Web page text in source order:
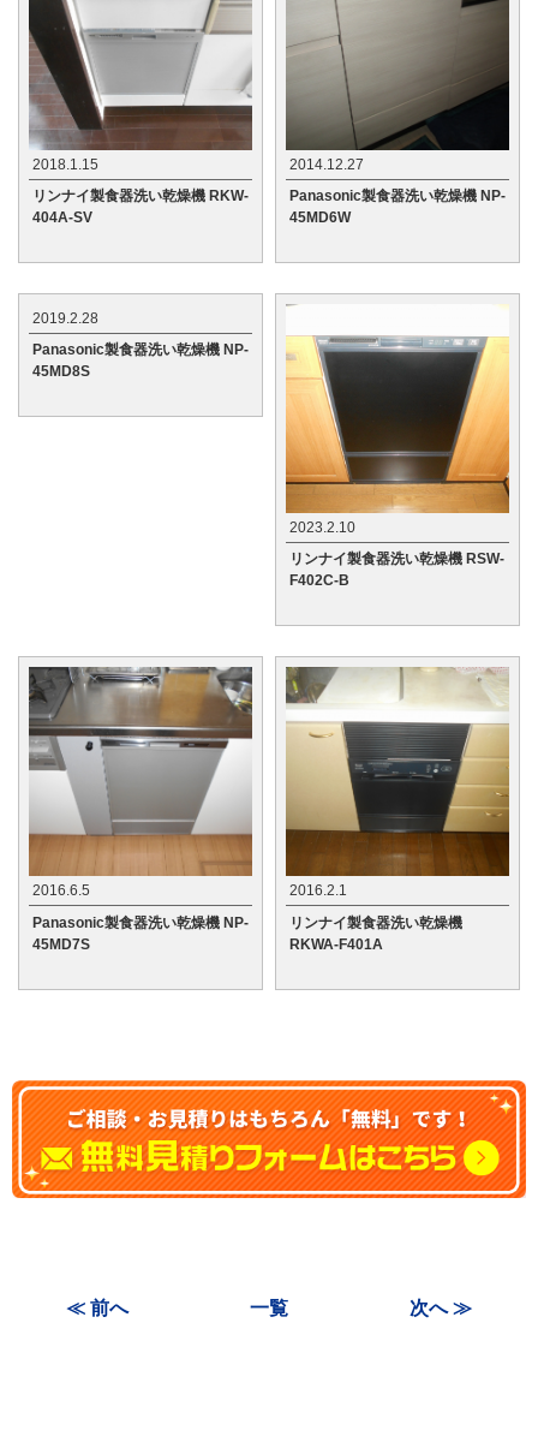
2018.1.15
リンナイ製食器洗い乾燥機 RKW-
404A-SV
2014.12.27
Panasonic製食器洗い乾燥機 NP-
45MD6W
2019.2.28
Panasonic製食器洗い乾燥機 NP-
45MD8S
2023.2.10
リンナイ製食器洗い乾燥機 RSW-
F402C-B
2016.6.5
Panasonic製食器洗い乾燥機 NP-
45MD7S
2016.2.1
リンナイ製食器洗い乾燥機
RKWA-F401A
≪ 前へ 一覧 次へ ≫